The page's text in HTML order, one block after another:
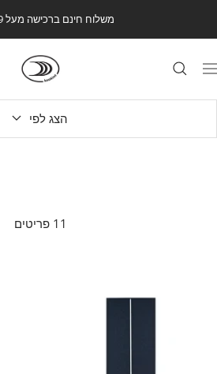
משלוח חינם ברכישה מעל 199 ש"ח
נווט
Kookintstore
הצג לפי
11 פריטים